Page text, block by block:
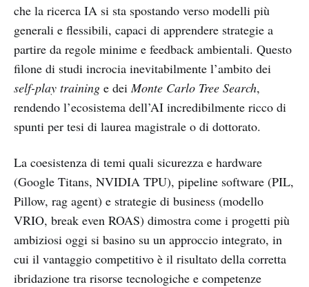
che la ricerca IA si sta spostando verso modelli più
generali e flessibili, capaci di apprendere strategie a
partire da regole minime e feedback ambientali. Questo
filone di studi incrocia inevitabilmente l’ambito dei
self-play training e dei Monte Carlo Tree Search,
rendendo l’ecosistema dell’AI incredibilmente ricco di
spunti per tesi di laurea magistrale o di dottorato.
La coesistenza di temi quali sicurezza e hardware
(Google Titans, NVIDIA TPU), pipeline software (PIL,
Pillow, rag agent) e strategie di business (modello
VRIO, break even ROAS) dimostra come i progetti più
ambiziosi oggi si basino su un approccio integrato, in
cui il vantaggio competitivo è il risultato della corretta
ibridazione tra risorse tecnologiche e competenze